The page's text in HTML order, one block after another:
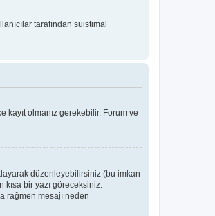
tarafından suistimal
kayıt olmanız gerekebilir. Forum ve
düzenleyebilirsiniz (bu imkan
bir yazı göreceksiniz.
rağmen mesajı neden